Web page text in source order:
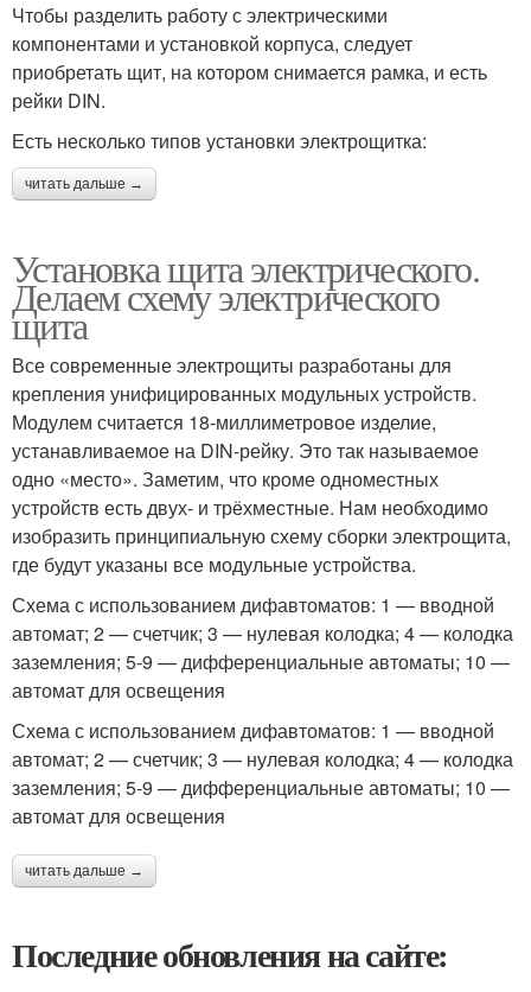
Чтобы разделить работу с электрическими
компонентами и установкой корпуса, следует
приобретать щит, на котором снимается рамка, и есть
рейки DIN.
Есть несколько типов установки электрощитка:
читать дальше →
Установка щита электрического.
Делаем схему электрического
щита
Все современные электрощиты разработаны для
крепления унифицированных модульных устройств.
Модулем считается 18-миллиметровое изделие,
устанавливаемое на DIN-рейку. Это так называемое
одно «место». Заметим, что кроме одноместных
устройств есть двух- и трёхместные. Нам необходимо
изобразить принципиальную схему сборки электрощита,
где будут указаны все модульные устройства.
Схема с использованием дифавтоматов: 1 — вводной
автомат; 2 — счетчик; 3 — нулевая колодка; 4 — колодка
заземления; 5-9 — дифференциальные автоматы; 10 —
автомат для освещения
Схема с использованием дифавтоматов: 1 — вводной
автомат; 2 — счетчик; 3 — нулевая колодка; 4 — колодка
заземления; 5-9 — дифференциальные автоматы; 10 —
автомат для освещения
читать дальше →
Последние обновления на сайте: